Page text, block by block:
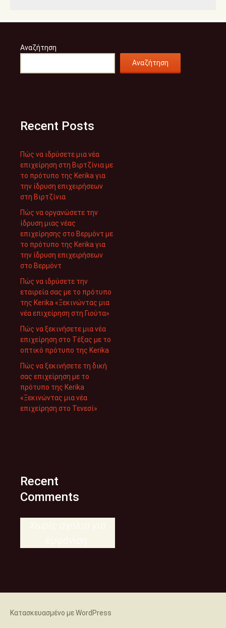
Αναζήτηση
Αναζήτηση
Recent Posts
Πώς να ιδρύσετε μια νέα
επιχείρηση στη Βιρτζίνια με
το πρότυπο της Kerika για
την ίδρυση επιχειρήσεων
στη Βιρτζίνια
Πώς να οργανώσετε την
ίδρυση μιας νέας
επιχείρησης στο Βερμόντ με
το πρότυπο της Kerika για
την ίδρυση επιχειρήσεων
στο Βερμόντ
Πώς να ιδρύσετε την
εταιρεία σας με το πρότυπο
της Kerika «Ξεκινώντας μια
νέα επιχείρηση στη Γιούτα»
Πώς να ξεκινήσετε μια νέα
επιχείρηση στο Τέξας με το
οπτικό πρότυπο της Kerika
Πώς να ξεκινήσετε τη δική
σας επιχείρηση με το
πρότυπο της Kerika
«Ξεκινώντας μια νέα
επιχείρηση στο Τενεσί»
Recent
Comments
Χωρίς σχόλια για
εμφάνιση.
Κατασκευασμένο με WordPress